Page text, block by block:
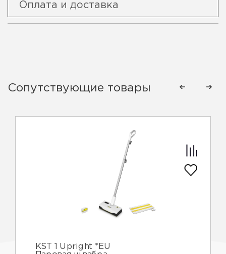
Оплата и доставка
Сопутствующие товары
KST 1 Upright *EU